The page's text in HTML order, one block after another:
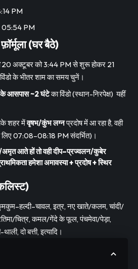
PM
PM
(घर बैठे)
20 अक्टूबर को 3:44 PM से शुरू होकर 21
के भीतर शाम का समय चुनें।
के आसपास ~2 घंटेका विंडो (स्थान-निरपेक्ष) यहीं
शहर मेंवृषभ/कुंभ लग्नप्रदोष में आ रहा है, वही
लिए 07:08–08:18 PM संदर्भित)।
अमृतआते हों तो वही दीप–प्रज्वलन/कुबेर
हमेशाअमावस्या + प्रदोष + स्थिर
इत्र, नए खाते/कलम, चांदी/
चित्र, कमल/गेंदे के फूल, पंचमेवा/पेड़ा,
दो बत्ती, इत्यादि।